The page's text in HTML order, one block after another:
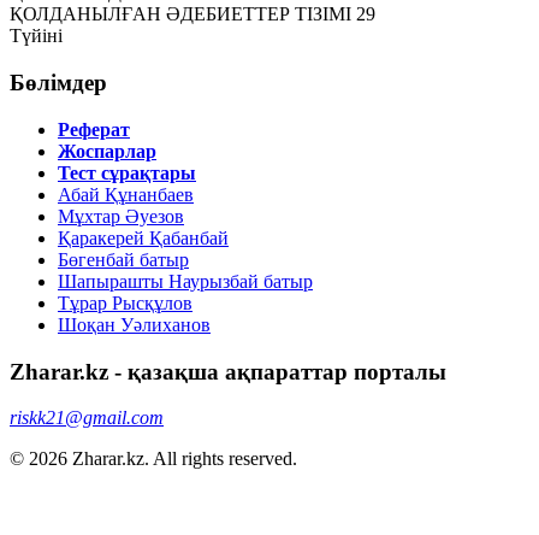
ҚОЛДАНЫЛҒАН ӘДЕБИЕТТЕР ТІЗІМІ 29
Түйіні
Бөлімдер
Реферат
Жоспарлар
Тест сұрақтары
Абай Құнанбаев
Мұхтар Әуезов
Қаракерей Қабанбай
Бөгенбай батыр
Шапырашты Наурызбай батыр
Тұрар Рысқұлов
Шоқан Уәлиханов
Zharar.kz - қазақша ақпараттар порталы
riskk21@gmail.com
© 2026 Zharar.kz. All rights reserved.